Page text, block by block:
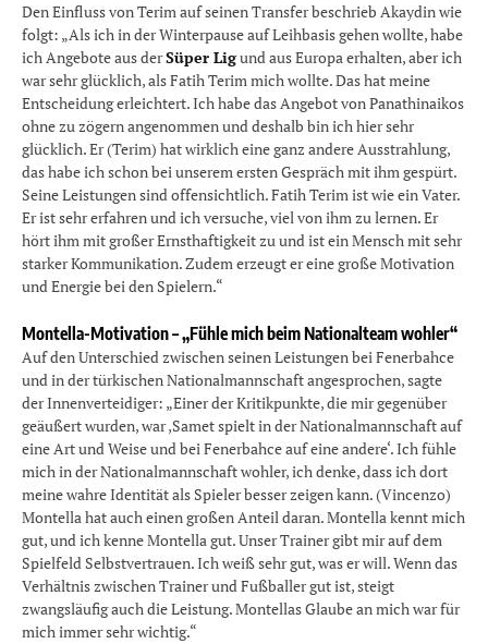
Den Einfluss von Terim auf seinen Transfer beschrieb Akaydin wie
folgt: „Als ich in der Winterpause auf Leihbasis gehen wollte, habe
ich Angebote aus derSüper Ligund aus Europa erhalten, aber ich
war sehr glücklich, als Fatih Terim mich wollte. Das hat meine
Entscheidung erleichtert. Ich habe das Angebot von Panathinaikos
ohne zu zögern angenommen und deshalb bin ich hier sehr
glücklich. Er (Terim) hat wirklich eine ganz andere Ausstrahlung,
das habe ich schon bei unserem ersten Gespräch mit ihm gespürt.
Seine Leistungen sind offensichtlich. Fatih Terim ist wie ein Vater.
Er ist sehr erfahren und ich versuche, viel von ihm zu lernen. Er
hört ihm mit großer Ernsthaftigkeit zu und ist ein Mensch mit sehr
starker Kommunikation. Zudem erzeugt er eine große Motivation
und Energie bei den Spielern.“
Montella-Motivation – „Fühle mich beim Nationalteam wohler“
Auf den Unterschied zwischen seinen Leistungen bei Fenerbahce
und in der türkischen Nationalmannschaft angesprochen, sagte
der Innenverteidiger: „Einer der Kritikpunkte, die mir gegenüber
geäußert wurden, war ‚Samet spielt in der Nationalmannschaft auf
eine Art und Weise und bei Fenerbahce auf eine andere‘. Ich fühle
mich in der Nationalmannschaft wohler, ich denke, dass ich dort
meine wahre Identität als Spieler besser zeigen kann. (Vincenzo)
Montella hat auch einen großen Anteil daran. Montella kennt mich
gut, und ich kenne Montella gut. Unser Trainer gibt mir auf dem
Spielfeld Selbstvertrauen. Ich weiß sehr gut, was er will. Wenn das
Verhältnis zwischen Trainer und Fußballer gut ist, steigt
zwangsläufig auch die Leistung. Montellas Glaube an mich war für
mich immer sehr wichtig.“